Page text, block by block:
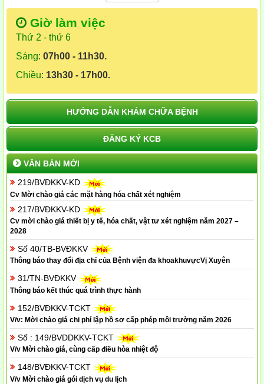
Giờ làm việc
Thứ 2 - thứ 6
Sáng: 07h00 - 11h30.
Chiều: 13h30 - 17h00.
HƯỚNG DẪN KHÁM CHỮA BỆNH
ĐĂNG KÝ KCB
VĂN BẢN MỚI
219/BVĐKKV-KD
Cv Mời chào giá các mặt hàng hóa chất xét nghiệm
217/BVĐKKV-KD
Cv mời chào giá thiết bị y tế, hóa chất, vật tư xét nghiệm năm 2027 –
2028
Số 40/TB-BVĐKKV
Thông báo thay đổi địa chỉ của Bệnh viện đa khoakhuvựcVị Xuyên
31/TN-BVĐKKV
Thông báo kết thúc quá trình thực hành
152/BVĐKKV-TCKT
V/v: Mời chào giá chi phí lập hồ sơ cấp phép môi trường năm 2026
Số : 149/BVDDKKV-TCKT
V/v Mời chào giá, cùng cấp điều hòa nhiệt độ
148/BVĐKKV-TCKT
V/v Mời chào giá gói dịch vụ du lịch